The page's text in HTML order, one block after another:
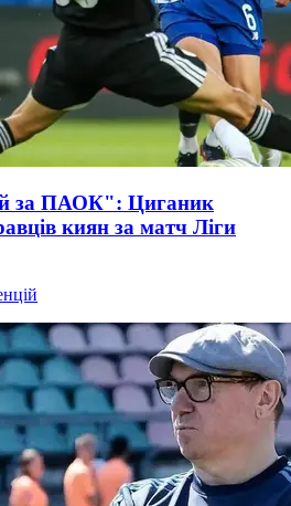
за ПАОК": Циганик
киян за матч Ліги